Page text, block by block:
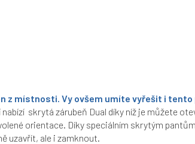
z místnosti. Vy ovšem umíte vyřešit i tento
skrytá zárubeň Dual díky níž je můžete
orientace. Díky speciálním skrytým
uzavřít, ale i zamknout.